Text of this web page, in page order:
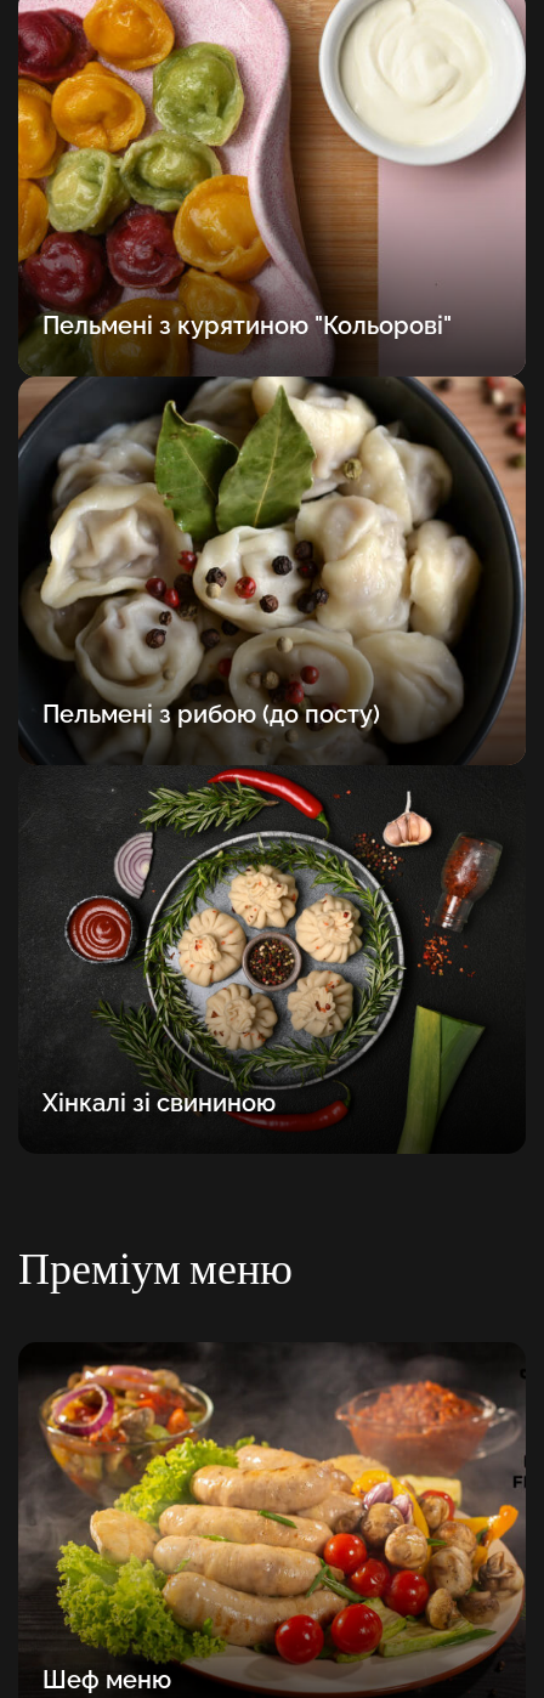
Пельмені з курятиною "Кольорові"
Пельмені з рибою (до посту)
Хінкалі зі свининою
Преміум меню
Шеф меню